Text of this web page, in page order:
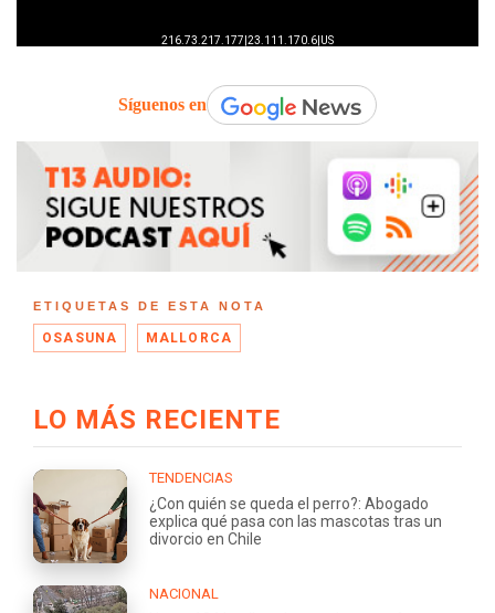
Síguenos en
ETIQUETAS DE ESTA NOTA
OSASUNA MALLORCA
LO MÁS RECIENTE
TENDENCIAS
¿Con quién se queda el perro?: Abogado
explica qué pasa con las mascotas tras un
divorcio en Chile
NACIONAL